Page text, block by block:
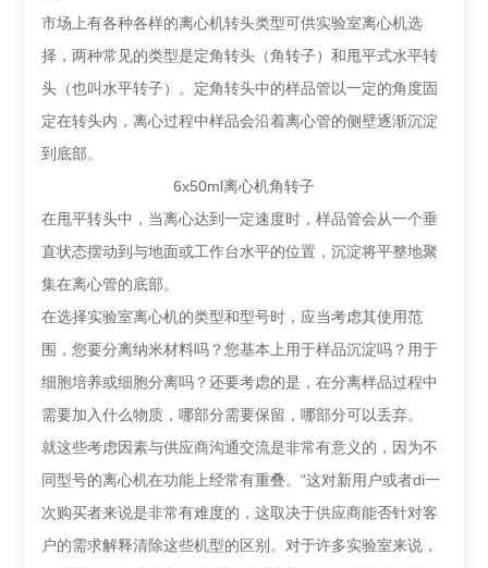
市场上有各种各样的离心机转头类型可供实验室离心机选
择，两种常见的类型是定角转头（角转子）和甩平式水平转
头（也叫水平转子）。定角转头中的样品管以一定的角度固
定在转头内，离心过程中样品会沿着离心管的侧壁逐渐沉淀
到底部。
6x50ml离心机角转子
在甩平转头中，当离心达到一定速度时，样品管会从一个垂
直状态摆动到与地面或工作台水平的位置，沉淀将平整地聚
集在离心管的底部。
在选择实验室离心机的类型和型号时，应当考虑其使用范
围，您要分离纳米材料吗？您基本上用于样品沉淀吗？用于
细胞培养或细胞分离吗？还要考虑的是，在分离样品过程中
需要加入什么物质，哪部分需要保留，哪部分可以丢弃。
就这些考虑因素与供应商沟通交流是非常有意义的，因为不
同型号的离心机在功能上经常有重叠。“这对新用户或者di一
次购买者来说是非常有难度的，这取决于供应商能否针对客
户的需求解释清除这些机型的区别。对于许多实验室来说，